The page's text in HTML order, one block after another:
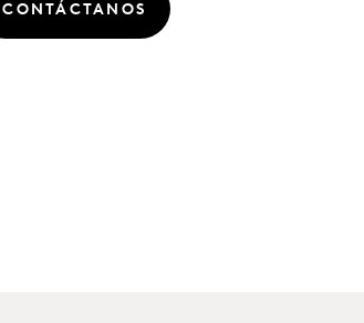
CONTÁCTANOS